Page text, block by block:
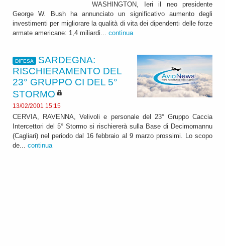
WASHINGTON, Ieri il neo presidente
George W. Bush ha annunciato un significativo aumento degli
investimenti per migliorare la qualità di vita dei dipendenti delle forze
armate americane: 1,4 miliardi... continua
DIFESA
SARDEGNA:
RISCHIERAMENTO DEL
23° GRUPPO CI DEL 5°
STORMO
13/02/2001 15:15
CERVIA, RAVENNA, Velivoli e personale del 23° Gruppo Caccia
Intercettori del 5° Stormo si rischiererà sulla Base di Decimomannu
(Cagliari) nel periodo dal 16 febbraio al 9 marzo prossimi. Lo scopo
de... continua